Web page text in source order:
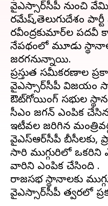
వైఎస్సార్‌సీపీ నుంచి
రమేష్‌,తెలుగుదేశం
రవీంద్రకుమార్‌ల పదవీ
నేపథ్యంలో మూడు
జరగనున్నాయి.
ప్రస్తుత సమీకరణాల
వైఎస్సార్‌సీపీ విజయం
ఔట్‌గోయింగ్‌ సభ్యుల
సీఎం జగన్‌ ఎంపిక
ఇటీవల జరిగిన
వైఎస్‌ఆర్‌సీపీ బీసీలకు,
సారి ముగ్గురిలో ఒకరిని
వారిని ఎంపిక చేసింది .
రాజ్యసభ స్థానాలకు